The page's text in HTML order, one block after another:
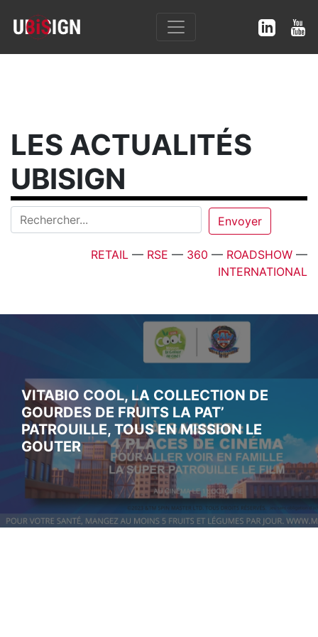
LES ACTUALITÉS
UBISIGN
RETAIL — RSE — 360 — ROADSHOW —
INTERNATIONAL
VITABIO COOL, LA COLLECTION DE
GOURDES DE FRUITS LA PAT’
PATROUILLE, TOUS EN MISSION LE
GOUTER